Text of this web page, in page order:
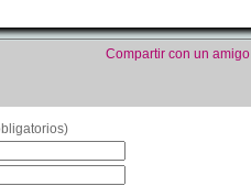
Compartir con un amigo